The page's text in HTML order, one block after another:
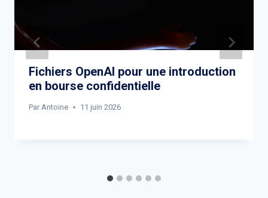
Fichiers OpenAI pour une introduction
en bourse confidentielle
Par Antoine 11 juin 2026